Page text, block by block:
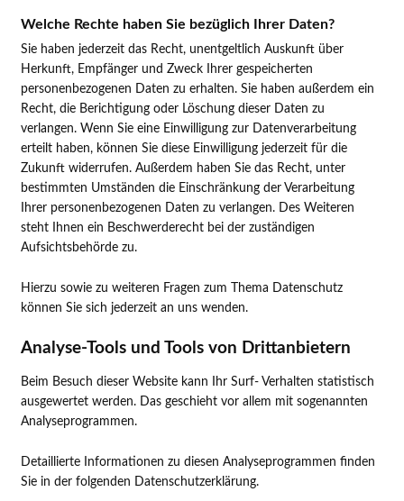
Welche Rechte haben Sie bezüglich Ihrer Daten?
Sie haben jederzeit das Recht, unentgeltlich Auskunft über
Herkunft, Empfänger und Zweck Ihrer gespeicherten
personenbezogenen Daten zu erhalten. Sie haben außerdem ein
Recht, die Berichtigung oder Löschung dieser Daten zu
verlangen. Wenn Sie eine Einwilligung zur Datenverarbeitung
erteilt haben, können Sie diese Einwilligung jederzeit für die
Zukunft widerrufen. Außerdem haben Sie das Recht, unter
bestimmten Umständen die Einschränkung der Verarbeitung
Ihrer personenbezogenen Daten zu verlangen. Des Weiteren
steht Ihnen ein Beschwerderecht bei der zuständigen
Aufsichtsbehörde zu.
Hierzu sowie zu weiteren Fragen zum Thema Datenschutz
können Sie sich jederzeit an uns wenden.
Analyse-Tools und Tools von Dritt­anbietern
Beim Besuch dieser Website kann Ihr Surf- Verhalten statistisch
ausgewertet werden. Das geschieht vor allem mit sogenannten
Analyseprogrammen.
Detaillierte Informationen zu diesen Analyseprogrammen finden
Sie in der folgenden Datenschutzerklärung.